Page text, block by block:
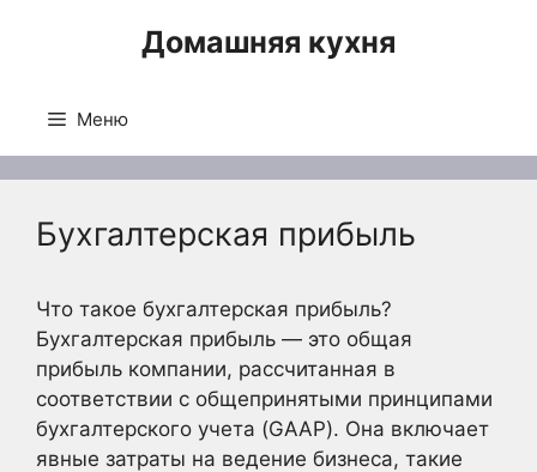
Домашняя кухня
Меню
Бухгалтерская прибыль
Что такое бухгалтерская прибыль?
Бухгалтерская прибыль — это общая
прибыль компании, рассчитанная в
соответствии с общепринятыми принципами
бухгалтерского учета (GAAP). Она включает
явные затраты на ведение бизнеса, такие